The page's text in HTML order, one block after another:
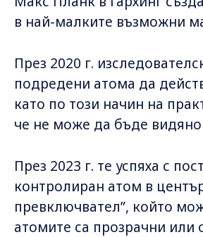
в най-малките възможни
През 2020 г.
подредени атома да
като по този начин на
че не може да бъде
През 2023 г. те успяха с
контролиран атом в
превключвател”, който
атомите са прозрачни или